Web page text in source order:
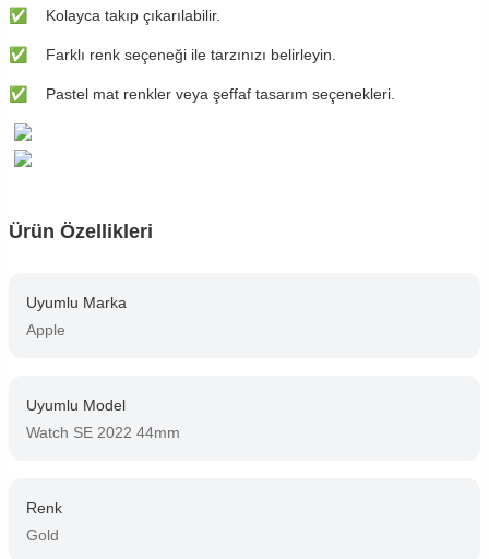
✅ ​​Kolayca takıp çıkarılabilir.
✅ ​​Farklı renk seçeneği ile tarzınızı belirleyin.
✅ ​​Pastel mat renkler veya şeffaf tasarım seçenekleri.
Ürün Özellikleri
Uyumlu Marka
Apple
Uyumlu Model
Watch SE 2022 44mm
Renk
Gold